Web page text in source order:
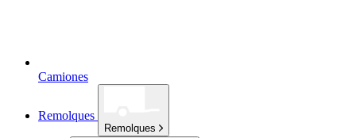
Camiones
Remolques
Remolques